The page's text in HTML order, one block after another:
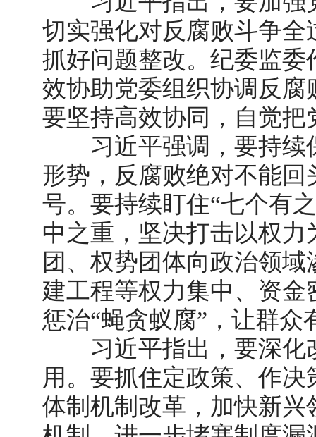
切实强化对反腐败斗争
抓好问题整改。纪委监
效协助党委组织协调反
要坚持高效协同，自觉
习近平强调，要持续
形势，反腐败绝对不能
号。要持续盯住“七个有
中之重，坚决打击以权
团、权势团体向政治领
建工程等权力集中、资
惩治“蝇贪蚁腐”，让群众
习近平指出，要深化
用。要抓住定政策、作
体制机制改革，加快新